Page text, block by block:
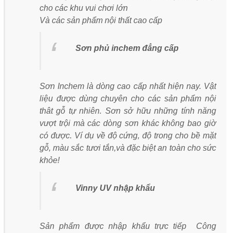
cho các khu vui chơi lớn
Và các sản phẩm nội thất cao cấp
Sơn phủ inchem đẳng cấp
Sơn Inchem là dòng cao cấp nhất hiện nay. Vật
liệu được dùng chuyên cho các sản phẩm nội
thât gỗ tự nhiên. Sơn sở hữu những tính năng
vượt trội mà các dòng sơn khác không bao giờ
có được. Ví dụ về độ cứng, độ trong cho bề mặt
gỗ, màu sắc tươi tắn,và đặc biệt an toàn cho sức
khỏe!
Vinny UV nhập khẩu
Sản phẩm được nhập khẩu trực tiếp Công